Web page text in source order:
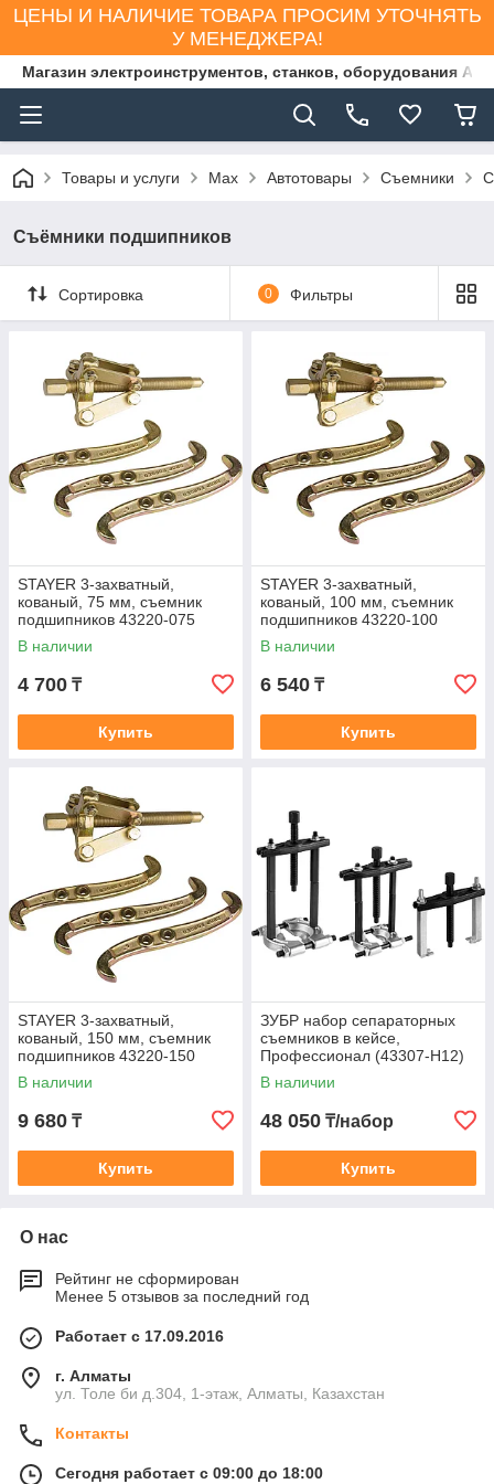
ЦЕНЫ И НАЛИЧИЕ ТОВАРА ПРОСИМ УТОЧНЯТЬ
У МЕНЕДЖЕРА!
Магазин электроинструментов, станков, оборудования
Товары и услуги Max Автотовары Съемники
Съёмники подшипников
Сортировка 0 Фильтры
STAYER 3-захватный,
кованый, 75 мм, съемник
подшипников 43220-075
В наличии
4 700 ₸
Купить
STAYER 3-захватный,
кованый, 100 мм, съемник
подшипников 43220-100
В наличии
6 540 ₸
Купить
STAYER 3-захватный,
кованый, 150 мм, съемник
подшипников 43220-150
В наличии
9 680 ₸
Купить
ЗУБР набор сепараторных
съемников в кейсе,
Профессионал (43307-H12)
В наличии
48 050 ₸/набор
Купить
О нас
Рейтинг не сформирован
Менее 5 отзывов за последний год
Работает с 17.09.2016
г. Алматы
ул. Толе би д.304, 1-этаж, Алматы, Казахстан
Контакты
Сегодня работает с 09:00 до 18:00